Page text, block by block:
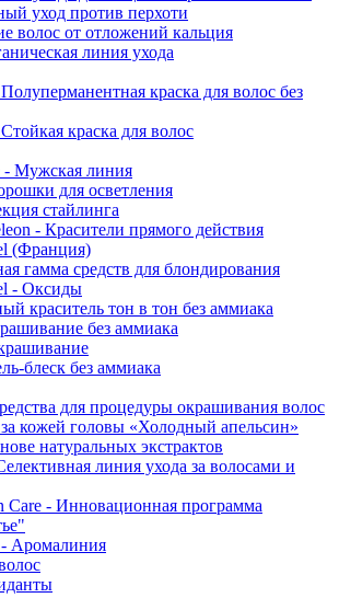
уход против перхоти
волос от отложений кальция
линия ухода
краска для волос без
краска для волос
- Мужская линия
для осветления
стайлинга
- Красители прямого действия
(Франция)
гамма средств для блондирования
- Оксиды
краситель тон в тон без аммиака
без аммиака
блеск без аммиака
для процедуры окрашивания волос
кожей головы «Холодный апельсин»
натуральных экстрактов
линия ухода за волосами и
Care - Инновационная программа
Аромалиния